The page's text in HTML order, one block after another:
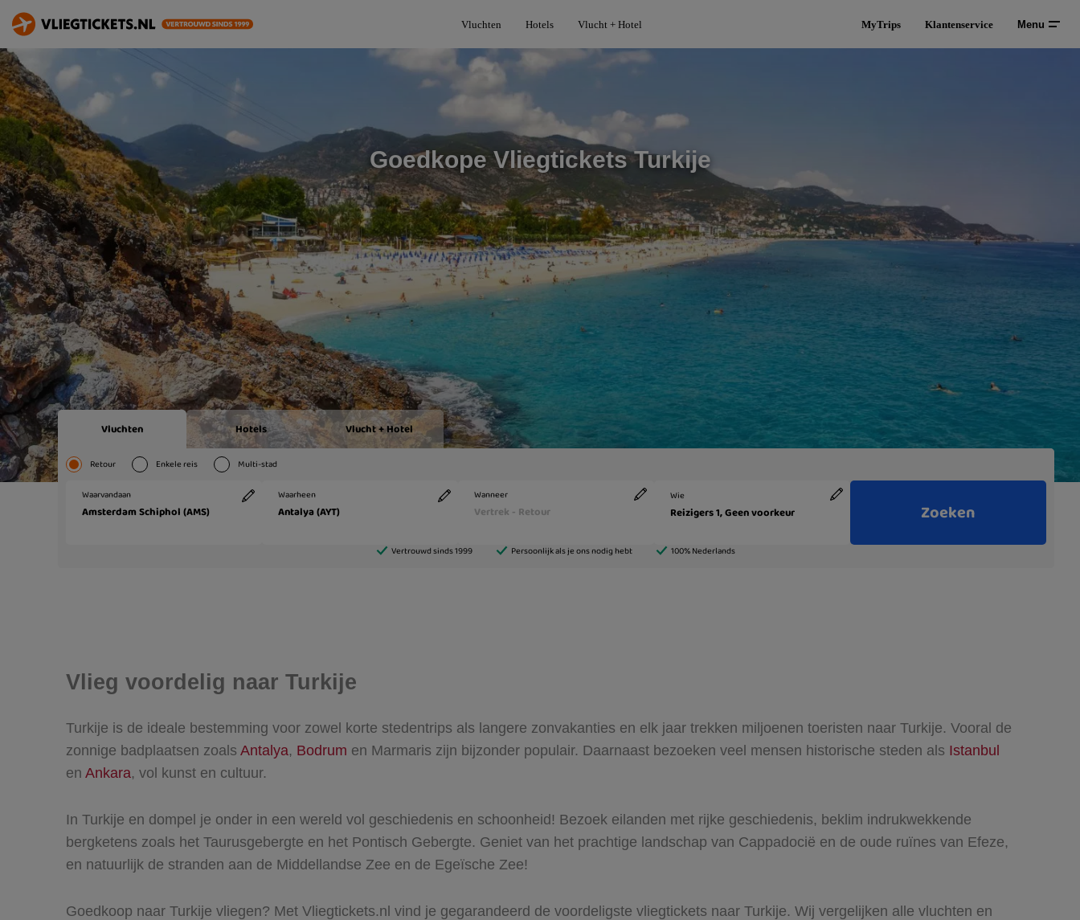
Vluchten Hotels Vlucht + Hotel MyTrips Klantenservice Menu
Goedkope Vliegtickets Turkije
Vlieg voordelig naar Turkije
Turkije is de ideale bestemming voor zowel korte stedentrips als langere zonvakanties en elk jaar trekken miljoenen toeristen naar Turkije. Vooral de
zonnige badplaatsen zoals Antalya, Bodrum en Marmaris zijn bijzonder populair. Daarnaast bezoeken veel mensen historische steden als Istanbul
en Ankara, vol kunst en cultuur.
In Turkije en dompel je onder in een wereld vol geschiedenis en schoonheid! Bezoek eilanden met rijke geschiedenis, beklim indrukwekkende
bergketens zoals het Taurusgebergte en het Pontisch Gebergte. Geniet van het prachtige landschap van Cappadocië en de oude ruïnes van Efeze,
en natuurlijk de stranden aan de Middellandse Zee en de Egeïsche Zee!
Goedkoop naar Turkije vliegen? Met Vliegtickets.nl vind je gegarandeerd de voordeligste vliegtickets naar Turkije. Wij vergelijken alle vluchten en